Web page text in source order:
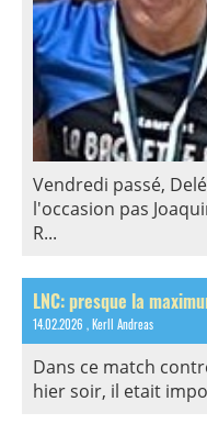
Vendredi passé,
l'occasion pas
R...
LNC: presque la
14.02.2026 , Kerll Andreas
Dans ce match
hier soir, il etait